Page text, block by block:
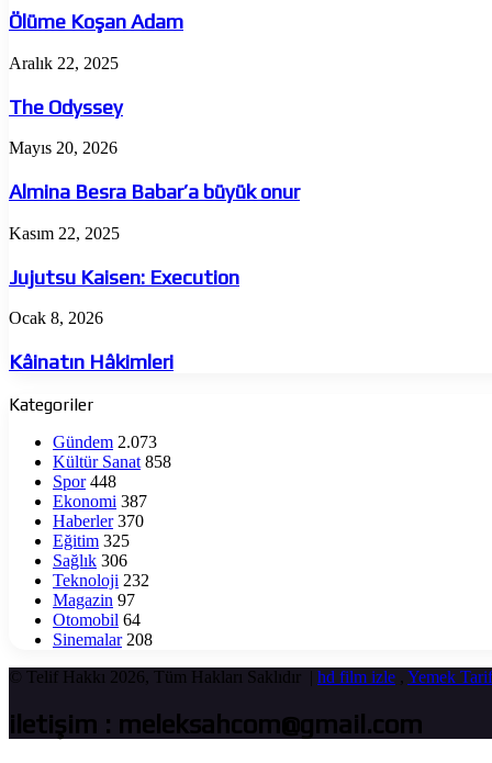
Adam
Ölüme Koşan Adam
The
Aralık 22, 2025
The Odyssey
Almina
Babar’a
büyük
onur
Mayıs 20, 2026
Almina Besra Babar’a büyük onur
Jujutsu
Execution
Kasım 22, 2025
Jujutsu Kaisen: Execution
Kâinatın
Ocak 8, 2026
Kâinatın Hâkimleri
Kategoriler
Gündem 2.073
Kültür Sanat 858
Spor 448
Ekonomi 387
Haberler 370
Eğitim 325
Sağlık 306
Teknoloji 232
Magazin 97
Otomobil 64
Sinemalar 208
© Telif Hakkı 2026, Tüm Hakları Saklıdır | hd film izle , Yemek
iletişim : meleksahcom@gmail.com